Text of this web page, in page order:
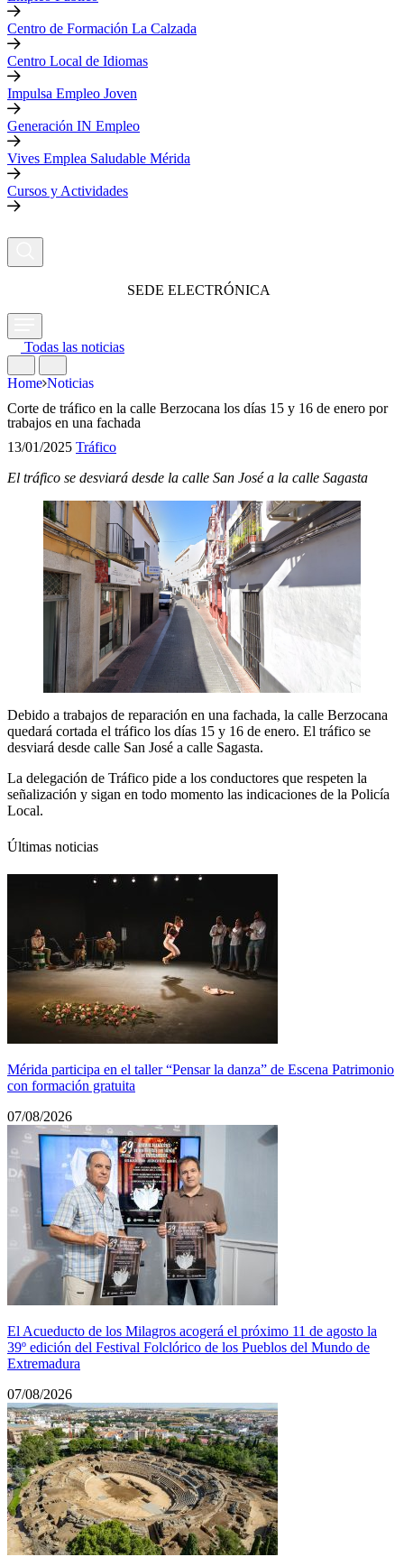
Centro de Formación La Calzada
Centro Local de Idiomas
Impulsa Empleo Joven
Generación IN Empleo
Vives Emplea Saludable Mérida
Cursos y Actividades
SEDE ELECTRÓNICA
Todas las noticias
Home Noticias
Corte de tráfico en la calle Berzocana los días 15 y 16 de enero por
trabajos en una fachada
13/01/2025 Tráfico
El tráfico se desviará desde la calle San José a la calle Sagasta
Debido a trabajos de reparación en una fachada, la calle Berzocana
quedará cortada el tráfico los días 15 y 16 de enero. El tráfico se
desviará desde calle San José a calle Sagasta.
La delegación de Tráfico pide a los conductores que respeten la
señalización y sigan en todo momento las indicaciones de la Policía
Local.
Últimas noticias
Mérida participa en el taller “Pensar la danza” de Escena Patrimonio
con formación gratuita
07/08/2026
El Acueducto de los Milagros acogerá el próximo 11 de agosto la
39º edición del Festival Folclórico de los Pueblos del Mundo de
Extremadura
07/08/2026